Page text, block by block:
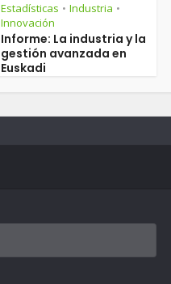
Estadísticas • Industria •
Innovación
Informe: La industria y la
gestión avanzada en
Euskadi